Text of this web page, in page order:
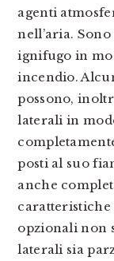
agenti
nell’aria.
ignifugo in
incendio.
possono,
laterali in
posti al suo
anche
caratteristiche
opzionali non
laterali sia